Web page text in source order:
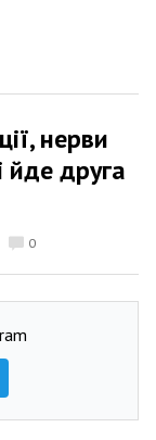
нерви
йде друга
0